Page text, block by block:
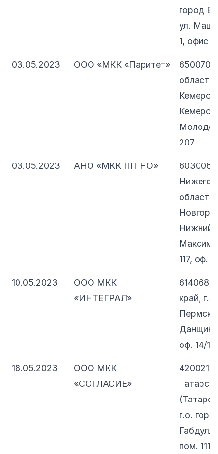
город
ул.
1, офис
03.05.2023 ООО «МКК «Паритет»
650070,
область
207
03.05.2023 АНО «МКК ПП НО»
603006,
Нижний
117, оф.
10.05.2023
ООО МКК
«ИНТЕГРАЛ»
614068,
край, г.
оф. 14/1
18.05.2023
ООО МКК
«СОГЛАСИЕ»
420021,
г.о.
пом. 1117